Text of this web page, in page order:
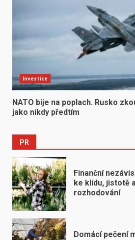
Investice
NATO bije na poplach. Rusko
jako nikdy předtím
PR
Finanční
ke klidu, jistotě
rozhodování
Domácí pečení